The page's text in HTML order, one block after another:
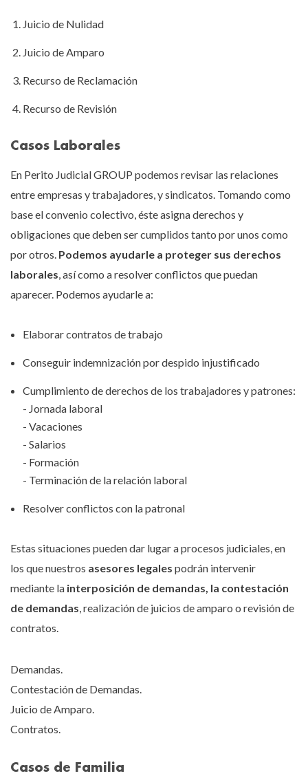
Juicio de Nulidad
Juicio de Amparo
Recurso de Reclamación
Recurso de Revisión
Casos Laborales
En Perito Judicial GROUP podemos revisar las relaciones
entre empresas y trabajadores, y sindicatos. Tomando como
base el convenio colectivo, éste asigna derechos y
obligaciones que deben ser cumplidos tanto por unos como
por otros. Podemos ayudarle a proteger sus derechos
laborales, así como a resolver conflictos que puedan
aparecer. Podemos ayudarle a:
Elaborar contratos de trabajo
Conseguir indemnización por despido injustificado
Cumplimiento de derechos de los trabajadores y patrones:
- Jornada laboral
- Vacaciones
- Salarios
- Formación
- Terminación de la relación laboral
Resolver conflictos con la patronal
Estas situaciones pueden dar lugar a procesos judiciales, en
los que nuestros asesores legales podrán intervenir
mediante la interposición de demandas, la contestación
de demandas, realización de juicios de amparo o revisión de
contratos.
Demandas.
Contestación de Demandas.
Juicio de Amparo.
Contratos.
Casos de Familia